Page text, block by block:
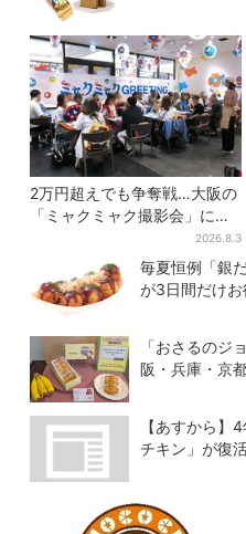
2万円超えでも争奪戦…大阪の
「ミャクミャク撮影会」に全
国からファン集結、参加者に
聞いた「それでも会いたい理
由」
2026.8.3
毎夏恒例「銀
が3日間だけお
「おさるのジ
阪・兵庫・京
【あすから
チキン」が復